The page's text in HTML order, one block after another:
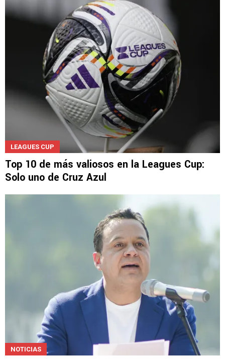
LEAGUES CUP
Top 10 de más valiosos en la Leagues Cup:
Solo uno de Cruz Azul
NOTICIAS